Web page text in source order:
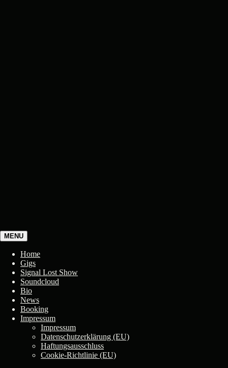
MENU
Home
Gigs
Signal Lost Show
Sound­cloud
Bio
News
Boo­king
Impres­sum
Impres­sum
Daten­schutz­er­klä­rung (EU)
Haf­tungs­aus­schluss
Coo­kie-Richt­li­nie (EU)